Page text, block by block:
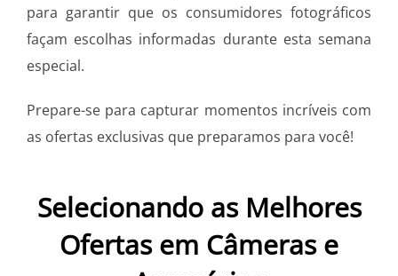
para garantir que os consumidores fotográficos
façam escolhas informadas durante esta semana
especial.
Prepare-se para capturar momentos incríveis com
as ofertas exclusivas que preparamos para você!
Selecionando as Melhores
Ofertas em Câmeras e